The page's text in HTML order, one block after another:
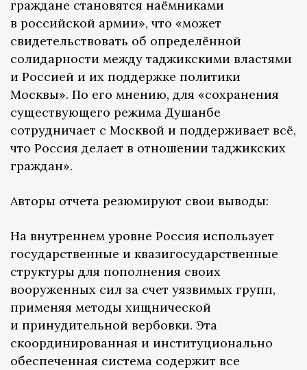
граждане становятся наёмниками
в российской армии», что «может
свидетельствовать об определённой
солидарности между таджикскими властями
и Россией и их поддержке политики
Москвы». По его мнению, для «сохранения
существующего режима Душанбе
сотрудничает с Москвой и поддерживает всё,
что Россия делает в отношении таджикских
граждан».
Авторы отчета резюмируют свои выводы:
На внутреннем уровне Россия использует
государственные и квазигосударственные
структуры для пополнения своих
вооруженных сил за счет уязвимых групп,
применяя методы хищнической
и принудительной вербовки. Эта
скоординированная и институционально
обеспеченная система содержит все